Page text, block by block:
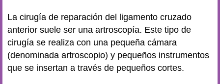
La cirugía de reparación del ligamento cruzado
anterior suele ser una artroscopía. Este tipo de
cirugía se realiza con una pequeña cámara
(denominada artroscopio) y pequeños instrumentos
que se insertan a través de pequeños cortes.